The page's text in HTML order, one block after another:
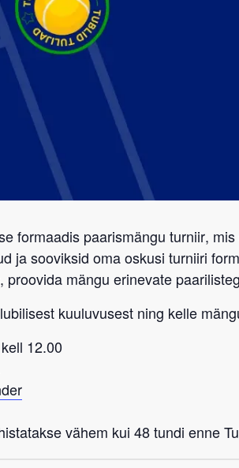
formaadis paarismängu turniir,
ja sooviksid oma oskusi turniiri
mängu erinevate
kuuluvusest ning kelle
12.00
vähem kui 48 tundi enne